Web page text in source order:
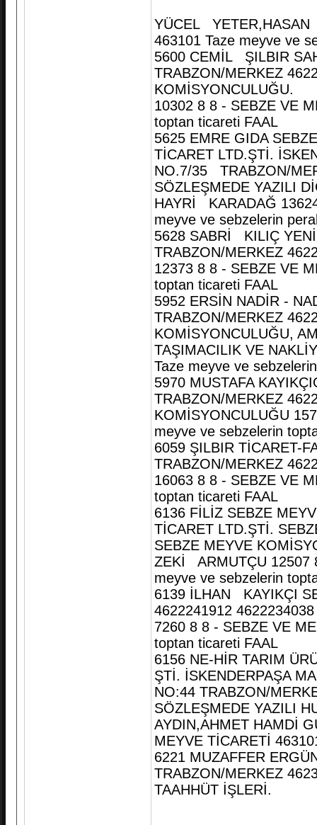
YÜCEL YETER,HASAN
463101 Taze meyve ve
5600 CEMİL ŞILBIR
TRABZON/MERKEZ
KOMİSYONCULUĞU.
10302 8 8 - SEBZE VE
toptan ticareti FAAL
5625 EMRE GIDA
TİCARET LTD.ŞTİ.
NO.7/35 TRABZON/
SÖZLEŞMEDE YAZILI
HAYRİ KARADAĞ
meyve ve sebzelerin
5628 SABRİ KILIÇ
TRABZON/MERKEZ
12373 8 8 - SEBZE VE
toptan ticareti FAAL
5952 ERSİN NADİR -
TRABZON/MERKEZ
KOMİSYONCULUĞU,
TAŞIMACILIK VE
Taze meyve ve
5970 MUSTAFA
TRABZON/MERKEZ
KOMİSYONCULUĞU
meyve ve sebzelerin
6059 ŞILBIR TİCARET-
TRABZON/MERKEZ
16063 8 8 - SEBZE VE
toptan ticareti FAAL
6136 FİLİZ SEBZE
TİCARET LTD.ŞTİ.
SEBZE MEYVE
ZEKİ ARMUTÇU 12507
meyve ve sebzelerin
6139 İLHAN KAYIKÇI
4622241912
7260 8 8 - SEBZE VE
toptan ticareti FAAL
6156 NE-HİR TARIM
ŞTİ. İSKENDERPAŞA
NO:44 TRABZON/
SÖZLEŞMEDE YAZILI
AYDIN,AHMET HAMDİ
MEYVE TİCARETİ
6221 MUZAFFER
TRABZON/MERKEZ
TAAHHÜT İŞLERİ.